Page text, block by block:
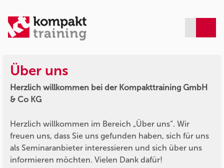
Über uns
Herzlich willkommen bei der Kompakttraining GmbH
& Co KG
Herzlich willkommen im Bereich „Über uns“. Wir
freuen uns, dass Sie uns gefunden haben, sich für uns
als Seminaranbieter interessieren und sich über uns
informieren möchten. Vielen Dank dafür!